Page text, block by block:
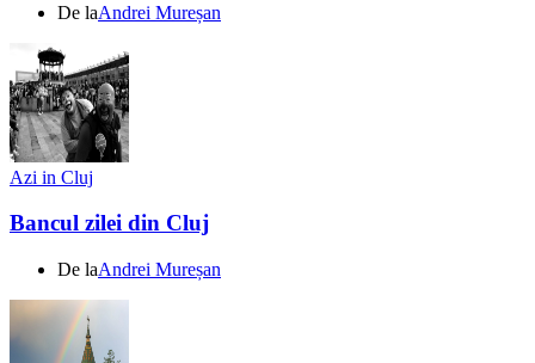
De laAndrei Mureșan
Azi in Cluj
Bancul zilei din Cluj
De laAndrei Mureșan